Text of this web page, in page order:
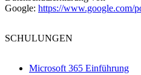
Google: https://www.google.com/
SCHULUNGEN
Microsoft 365 Einführung